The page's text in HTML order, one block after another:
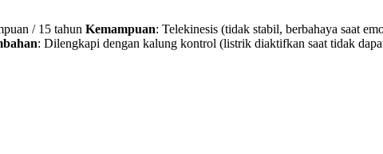
/ 15 tahun Kemampuan: Telekinesis (tidak stabil, berbahaya saat
: Dilengkapi dengan kalung kontrol (listrik diaktifkan saat tidak